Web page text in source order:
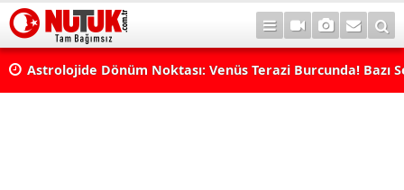
Astrolojide Dönüm Noktası: Venüs Terazi Burcunda! Bazı